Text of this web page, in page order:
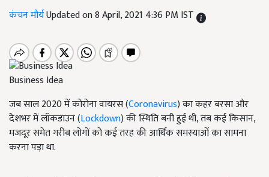
कंचन मौर्यUpdated on 8 April, 2021 4:36 PM IST
Business Idea
जब साल 2020 में कोरोना वायरस (Coronavirus) का कहर बरसा और
देशभर में लॉकडाउन (Lockdown) की स्थिति बनी हुई थी, तब कई किसान,
मजदूर समेत गरीब लोगों को कई तरह की आर्थिक समस्याओं का सामना
करना पड़ा था.